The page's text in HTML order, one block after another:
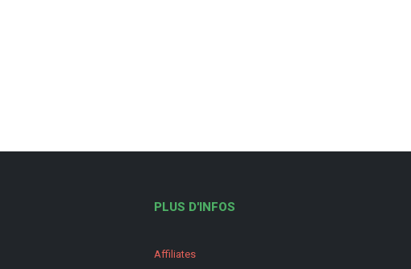
PLUS D'INFOS
Affiliates